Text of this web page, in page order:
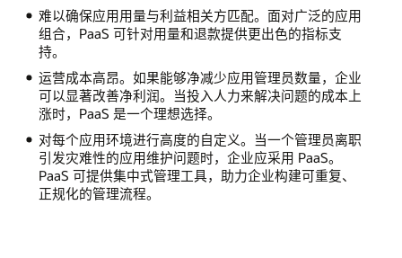
难以确保应用用量与利益相关方匹配。面对广泛的应用
组合，PaaS 可针对用量和退款提供更出色的指标支
持。
运营成本高昂。如果能够净减少应用管理员数量，企业
可以显著改善净利润。当投入人力来解决问题的成本上
涨时，PaaS 是一个理想选择。
对每个应用环境进行高度的自定义。当一个管理员离职
引发灾难性的应用维护问题时，企业应采用 PaaS。
PaaS 可提供集中式管理工具，助力企业构建可重复、
正规化的管理流程。